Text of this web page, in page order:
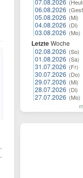
07.08.2026
06.08.2026
05.08.2026 (Mi)
04.08.2026 (Di)
03.08.2026 (Mo)
LetzteWoche
02.08.2026 (So)
01.08.2026 (Sa)
31.07.2026 (Fr)
30.07.2026 (Do)
29.07.2026 (Mi)
28.07.2026 (Di)
27.07.2026 (Mo)